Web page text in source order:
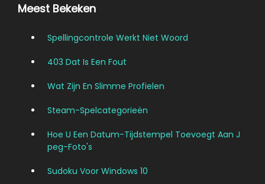
Meest Bekeken
Spellingcontrole Werkt Niet Woord
403 Dat Is Een Fout
Wat Zijn En Slimme Profielen
Steam-Spelcategorieën
Hoe U Een Datum-Tijdstempel Toevoegt Aan J
Peg-Foto's
Sudoku Voor Windows 10